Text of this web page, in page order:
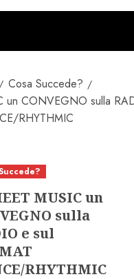
Cosa Succede?
un CONVEGNO sulla
RHYTHMIC
MUSIC un
sulla
e sul
RHYTHMIC